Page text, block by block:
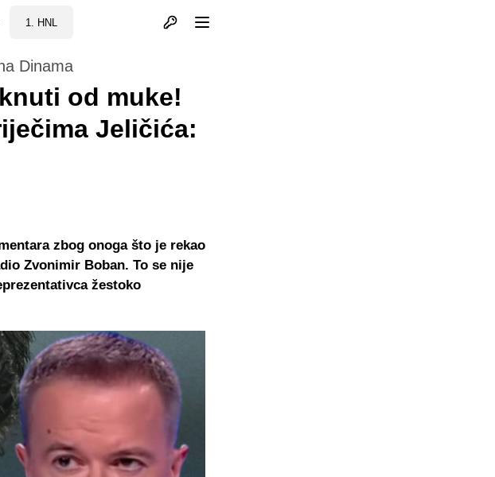
1. HNL Otvori profil
Dinama
od muke!
Jeličića:
zbog onoga što je rekao
Zvonimir Boban. To se nije
žestoko